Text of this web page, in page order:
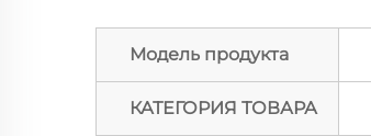
Модель продукта
КАТЕГОРИЯ ТОВАРА